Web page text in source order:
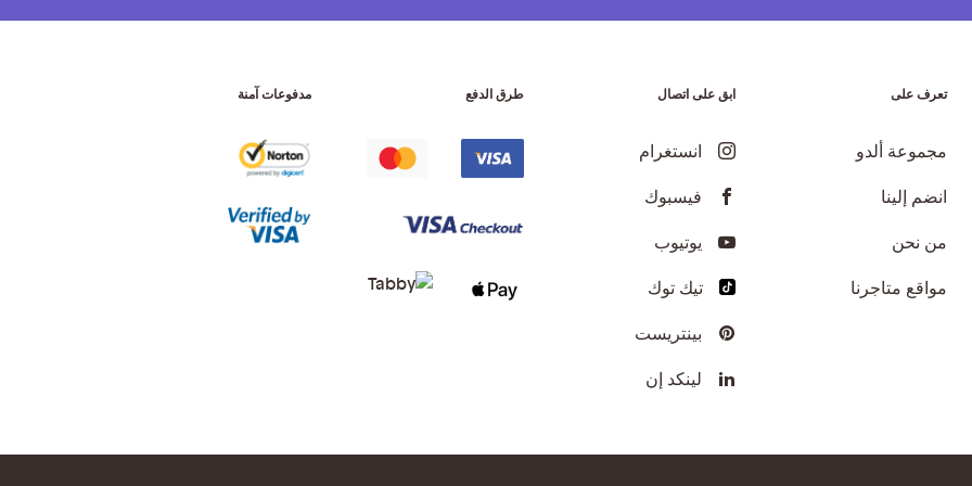
تعرف على
مجموعة ألدو
انضم إلينا
من نحن
مواقع متاجرنا
ابق على اتصال
انستغرام
فيسبوك
يوتيوب
تيك توك
بينتريست
لينكد إن
طرق الدفع مدفوعات آمنة